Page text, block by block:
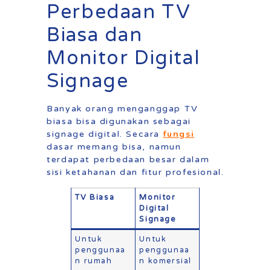
Perbedaan TV
Biasa dan
Monitor Digital
Signage
Banyak orang menganggap TV
biasa bisa digunakan sebagai
signage digital. Secarafungsi
dasar memang bisa, namun
terdapat perbedaan besar dalam
sisi ketahanan dan fitur profesional.
TV Biasa
Monitor
Digital
Signage
Untuk
penggunaa
n rumah
Untuk
penggunaa
n komersial